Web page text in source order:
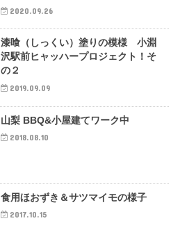
2020.09.26
漆喰（しっくい）塗りの模様 小淵
沢駅前ヒャッハープロジェクト！そ
の２
2019.09.09
山梨 BBQ&小屋建てワーク中
2018.08.10
食用ほおずき＆サツマイモの様子
2017.10.15